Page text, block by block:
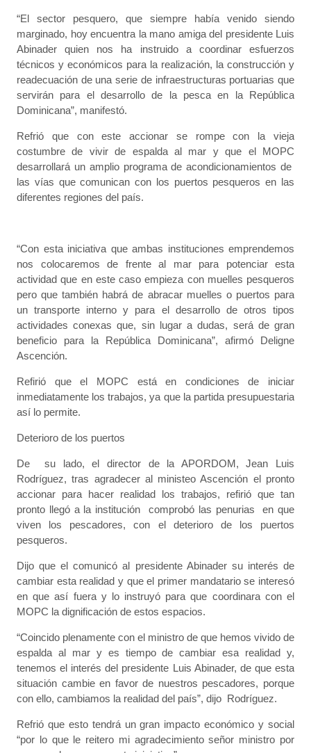
“El sector pesquero, que siempre había venido siendo
marginado, hoy encuentra la mano amiga del presidente Luis
Abinader quien nos ha instruido a coordinar esfuerzos
técnicos y económicos para la realización, la construcción y
readecuación de una serie de infraestructuras portuarias que
servirán para el desarrollo de la pesca en la República
Dominicana”, manifestó.
Refrió que con este accionar se rompe con la vieja
costumbre de vivir de espalda al mar y que el MOPC
desarrollará un amplio programa de acondicionamientos de
las vías que comunican con los puertos pesqueros en las
diferentes regiones del país.
“Con esta iniciativa que ambas instituciones emprendemos
nos colocaremos de frente al mar para potenciar esta
actividad que en este caso empieza con muelles pesqueros
pero que también habrá de abracar muelles o puertos para
un transporte interno y para el desarrollo de otros tipos
actividades conexas que, sin lugar a dudas, será de gran
beneficio para la República Dominicana”, afirmó Deligne
Ascención.
Refirió que el MOPC está en condiciones de iniciar
inmediatamente los trabajos, ya que la partida presupuestaria
así lo permite.
Deterioro de los puertos
De su lado, el director de la APORDOM, Jean Luis
Rodríguez, tras agradecer al ministeo Ascención el pronto
accionar para hacer realidad los trabajos, refirió que tan
pronto llegó a la institución comprobó las penurias en que
viven los pescadores, con el deterioro de los puertos
pesqueros.
Dijo que el comunicó al presidente Abinader su interés de
cambiar esta realidad y que el primer mandatario se interesó
en que así fuera y lo instruyó para que coordinara con el
MOPC la dignificación de estos espacios.
“Coincido plenamente con el ministro de que hemos vivido de
espalda al mar y es tiempo de cambiar esa realidad y,
tenemos el interés del presidente Luis Abinader, de que esta
situación cambie en favor de nuestros pescadores, porque
con ello, cambiamos la realidad del país”, dijo Rodríguez.
Refrió que esto tendrá un gran impacto económico y social
“por lo que le reitero mi agradecimiento señor ministro por